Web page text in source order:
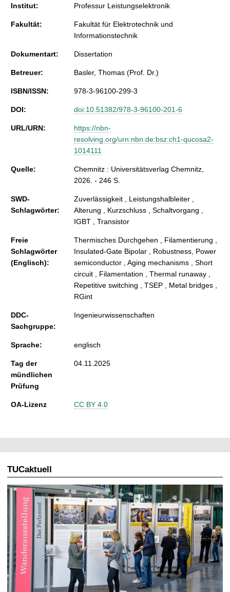
Institut: Professur Leistungselektronik
Fakultät:
Fakultät für Elektrotechnik und
Informationstechnik
Dokumentart: Dissertation
Betreuer: Basler, Thomas (Prof. Dr.)
ISBN/ISSN: 978-3-96100-299-3
DOI: doi:10.51382/978-3-96100-201-6
URL/URN:
https://nbn-
resolving.org/urn:nbn:de:bsz:ch1-qucosa2-
1014111
Quelle:
Chemnitz : Universitätsverlag Chemnitz,
2026. - 246 S.
SWD-
Schlagwörter:
Zuverlässigkeit , Leistungshalbleiter ,
Alterung , Kurzschluss , Schaltvorgang ,
IGBT , Transistor
Freie
Schlagwörter
(Englisch):
Thermisches Durchgehen , Filamentierung ,
Insulated-Gate Bipolar , Robustness, Power
semiconductor , Aging mechanisms , Short
circuit , Filamentation , Thermal runaway ,
Repetitive switching , TSEP , Metal bridges ,
RGint
DDC-
Sachgruppe:
Ingenieurwissenschaften
Sprache: englisch
Tag der
mündlichen
Prüfung
04.11.2025
OA-Lizenz CC BY 4.0
TUCaktuell